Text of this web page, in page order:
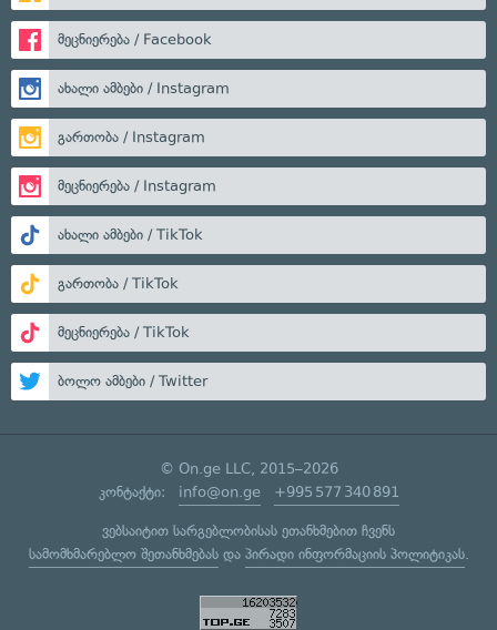
მეცნიერება / Facebook
ახალი ამბები / Instagram
გართობა / Instagram
მეცნიერება / Instagram
ახალი ამბები / TikTok
გართობა / TikTok
მეცნიერება / TikTok
ბოლო ამბები / Twitter
© On.ge LLC, 2015–2026
კონტაქტი: info@on.ge +995 577 340 891
ვებსაიტით სარგებლობისას ეთანხმებით ჩვენს
სამომხმარებლო შეთანხმებასდა პირადი ინფორმაციის პოლიტიკას.